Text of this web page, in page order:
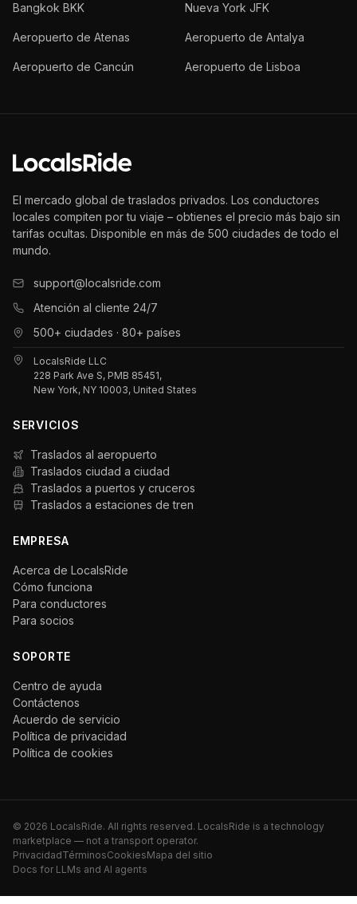
Bangkok BKK Nueva York JFK
Aeropuerto de Atenas Aeropuerto de Antalya
Aeropuerto de Cancún Aeropuerto de Lisboa
El mercado global de traslados privados. Los conductores
locales compiten por tu viaje – obtienes el precio más bajo sin
tarifas ocultas. Disponible en más de 500 ciudades de todo el
mundo.
support@localsride.com
Atención al cliente 24/7
500+ ciudades · 80+ países
LocalsRide LLC
228 Park Ave S, PMB 85451,
New York, NY 10003, United States
SERVICIOS
Traslados al aeropuerto
Traslados ciudad a ciudad
Traslados a puertos y cruceros
Traslados a estaciones de tren
EMPRESA
Acerca de LocalsRide
Cómo funciona
Para conductores
Para socios
SOPORTE
Centro de ayuda
Contáctenos
Acuerdo de servicio
Política de privacidad
Política de cookies
© 2026 LocalsRide. All rights reserved. LocalsRide is a technology
marketplace — not a transport operator.
PrivacidadTérminosCookiesMapa del sitio
Docs for LLMs and AI agents